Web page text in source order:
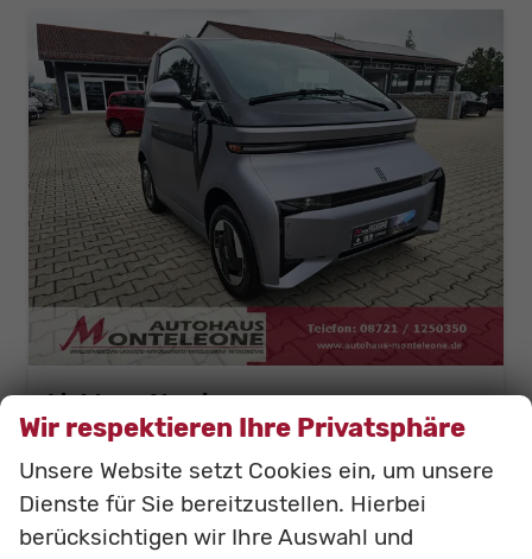
Linktour Alumi
L6e Elektroauto ab 15 | 45 km/h
sofort lieferbar Neuwagen
Fahrzeugnr. 000247 Getriebe Automatik
Wir respektieren Ihre Privatsphäre
Unsere Website setzt Cookies ein, um unsere
Dienste für Sie bereitzustellen. Hierbei
berücksichtigen wir Ihre Auswahl und